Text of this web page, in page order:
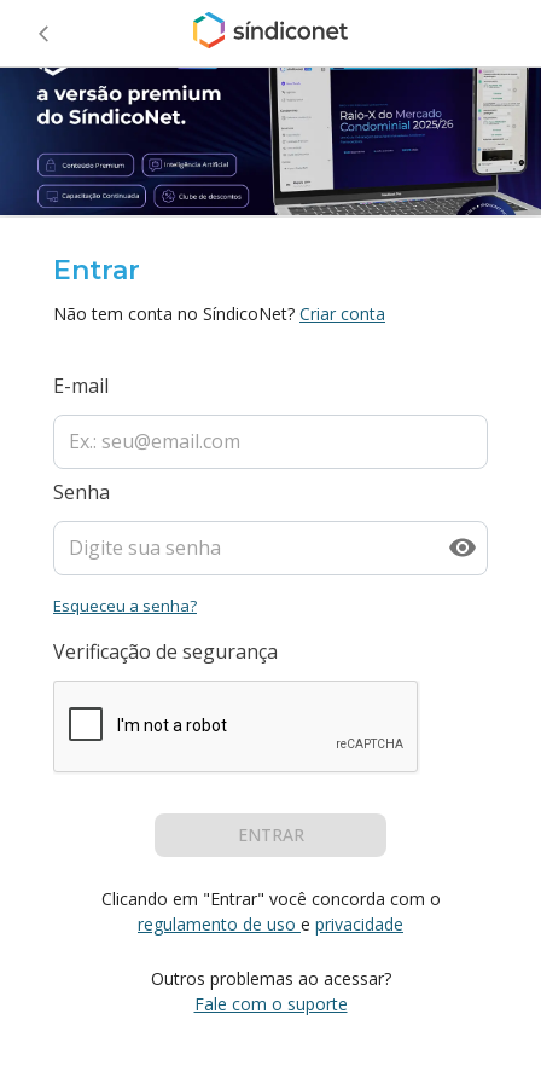
Entrar
Não tem conta no SíndicoNet? Criar conta
E-mail
Senha
Esqueceu a senha?
Verificação de segurança
ENTRAR
Clicando em "Entrar" você concorda com o
regulamento de uso e privacidade
Outros problemas ao acessar?
Fale com o suporte